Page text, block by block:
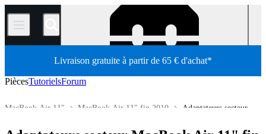
/
Livraison gratuite à partir de 65 € d'achat*
PiècesTutorielsForum
Adaptateurs secteur
MacBook Air 11" fin 2010
MacBook Air 11"